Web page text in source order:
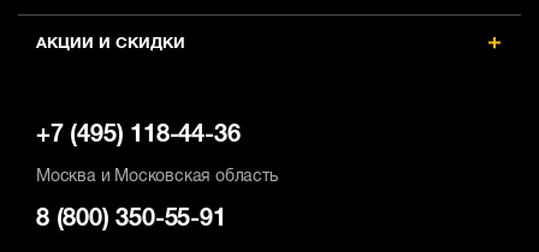
АКЦИИ И СКИДКИ
+7 (495) 118-44-36
Москва и Московская область
8 (800) 350-55-91